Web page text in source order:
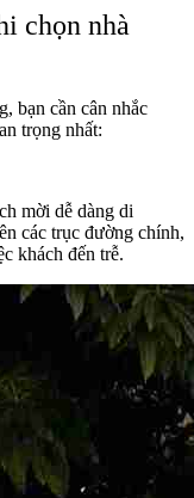
chọn nhà
bạn cần cân nhắc
trọng nhất:
mời dễ dàng di
các trục đường chính,
khách đến trễ.